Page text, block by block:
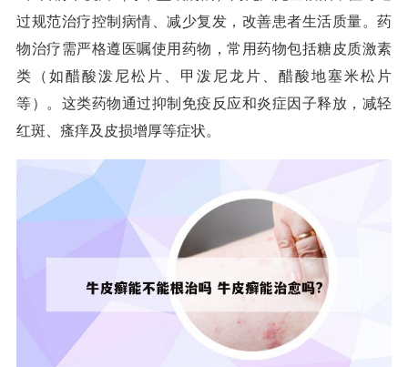
过规范治疗控制病情、减少复发，改善患者生活质量。药
物治疗需严格遵医嘱使用药物，常用药物包括糖皮质激素
类（如醋酸泼尼松片、甲泼尼龙片、醋酸地塞米松片
等）。这类药物通过抑制免疫反应和炎症因子释放，减轻
红斑、瘙痒及皮损增厚等症状。